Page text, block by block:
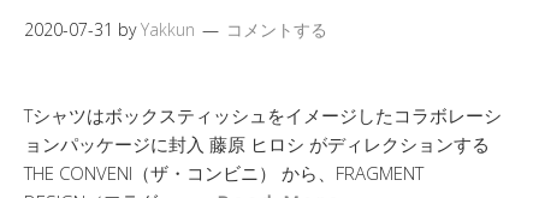
2020-07-31 byYakkun コメントする
Tシャツはボックスティッシュをイメージしたコラボレーシ
ョンパッケージに封入 藤原 ヒロシ がディレクションする
THE CONVENI（ザ・コンビニ） から、FRAGMENT